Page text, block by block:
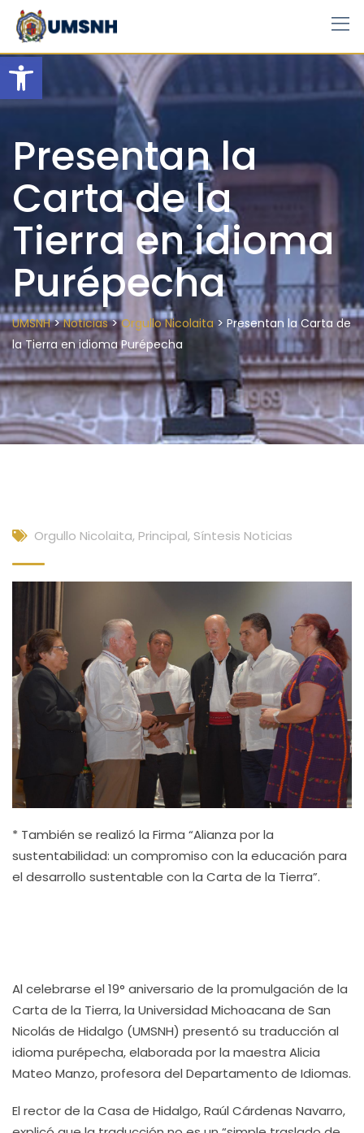
Open toolbar
Skip
content
Presentan la
Carta de la
Tierra en idioma
Purépecha
UMSNH>Noticias>Orgullo Nicolaita> Presentan la Carta de
la Tierra en idioma Purépecha
Orgullo Nicolaita, Principal, Síntesis Noticias
* También se realizó la Firma “Alianza por la
sustentabilidad: un compromiso con la educación para
el desarrollo sustentable con la Carta de la Tierra”.
Al celebrarse el 19° aniversario de la promulgación de la
Carta de la Tierra, la Universidad Michoacana de San
Nicolás de Hidalgo (UMSNH) presentó su traducción al
idioma purépecha, elaborada por la maestra Alicia
Mateo Manzo, profesora del Departamento de Idiomas.
El rector de la Casa de Hidalgo, Raúl Cárdenas Navarro,